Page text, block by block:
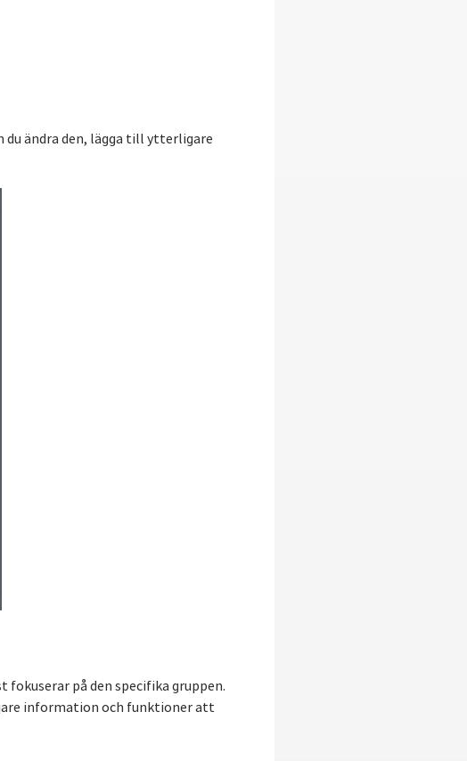
du ändra den, lägga till ytterligare
på den specifika gruppen.
information och funktioner att